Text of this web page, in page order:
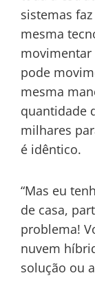
sistemas
mesma
pode
mesma
quantidade
milhares
é idêntico.
“Mas eu
de casa,
problema!
nuvem
solução ou